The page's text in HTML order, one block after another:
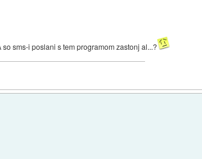
sms-i poslani s tem programom zastonj al...?